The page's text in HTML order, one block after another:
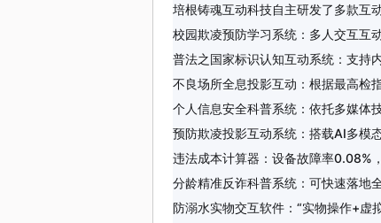
培根铸魂互动科技自主研发了多款互
校园欺凌预防学习系统 ：多人交互互
普法之国家标识认知互动系统 ：支持
不良场所全息投影互动 ：根据最高检
个人信息安全科普系统 ：依托多媒体
预防欺凌投影互动系统 ：搭载AI多模
违法成本计算器 ：设备故障率0.08%
分龄精准反诈科普系统 ：可快速落地
防溺水实物交互软件 ：“实物操作+虚